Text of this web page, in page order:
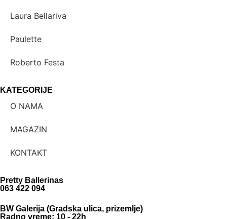
Laura Bellariva
Paulette
Roberto Festa
KATEGORIJE
O NAMA
MAGAZIN
KONTAKT
Pretty Ballerinas
063 422 094
BW Galerija (Gradska ulica, prizemlje)
Radno vreme: 10 - 22h